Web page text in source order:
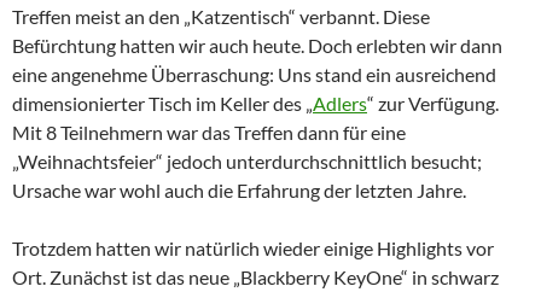
Treffen meist an den „Katzentisch“ verbannt. Diese
Befürchtung hatten wir auch heute. Doch erlebten wir dann
eine angenehme Überraschung: Uns stand ein ausreichend
dimensionierter Tisch im Keller des „Adlers“ zur Verfügung.
Mit 8 Teilnehmern war das Treffen dann für eine
„Weihnachtsfeier“ jedoch unterdurchschnittlich besucht;
Ursache war wohl auch die Erfahrung der letzten Jahre.
Trotzdem hatten wir natürlich wieder einige Highlights vor
Ort. Zunächst ist das neue „Blackberry KeyOne“ in schwarz